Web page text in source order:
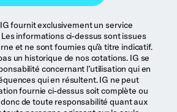
fournit exclusivement un service
Les informations ci-dessus sont issues
et ne sont fournies qu’à titre indicatif.
un historique de nos cotations. IG se
concernant l’utilisation qui en
qui en résultent. IG ne peut
fournie ci-dessus soit complète ou
de toute responsabilité quant aux